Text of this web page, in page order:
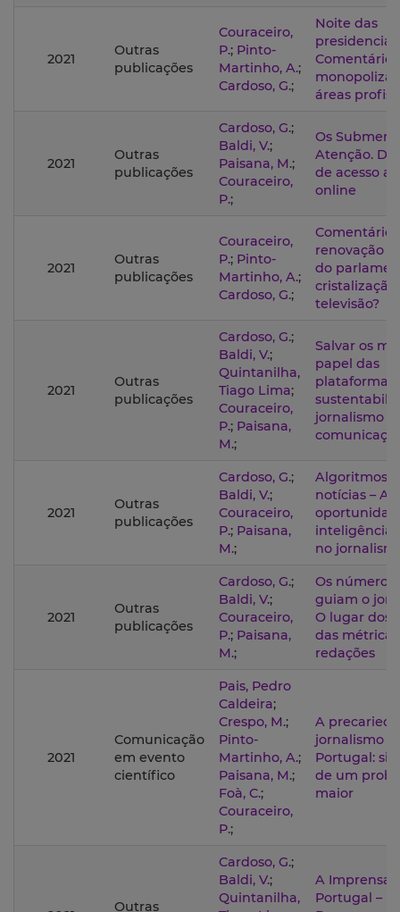
2021
Outras
publicações
Couraceiro,
P.; Pinto-
Martinho, A.;
Cardoso, G.;
Noite das
Comentário
áreas
2021
Outras
publicações
Cardoso, G.;
Baldi, V.;
Paisana, M.;
Couraceiro,
P.;
Os
Atenção.
de acesso a
online
2021
Outras
publicações
Couraceiro,
P.; Pinto-
Martinho, A.;
Cardoso, G.;
Comentário
renovação
do
cristalização
televisão?
2021
Outras
publicações
Cardoso, G.;
Baldi, V.;
Quintanilha,
Tiago Lima;
Couraceiro,
P.; Paisana,
M.;
Salvar os
papel das
plataformas
jornalismo e
2021
Outras
publicações
Cardoso, G.;
Baldi, V.;
Couraceiro,
P.; Paisana,
M.;
Algoritmos e
notícias – A
inteligência
no
2021
Outras
publicações
Cardoso, G.;
Baldi, V.;
Couraceiro,
P.; Paisana,
M.;
Os números
guiam o
O lugar dos
das
redações
2021
Comunicação
em evento
científico
Pais, Pedro
Caldeira;
Crespo, M.;
Pinto-
Martinho, A.;
Paisana, M.;
Foà, C.;
Couraceiro,
P.;
A
jornalismo
Portugal:
de um
maior
Outras
Cardoso, G.;
Baldi, V.;
Quintanilha,
A Imprensa
Portugal –